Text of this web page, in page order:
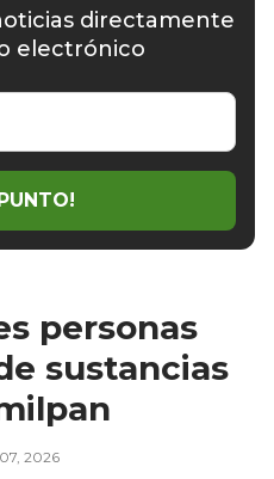
directamente
electrónico
personas
sustancias
2026